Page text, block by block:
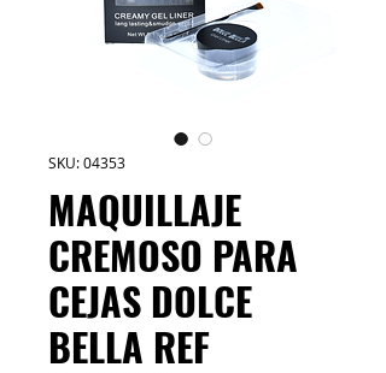
SKU: 04353
MAQUILLAJE
CREMOSO PARA
CEJAS DOLCE
BELLA REF